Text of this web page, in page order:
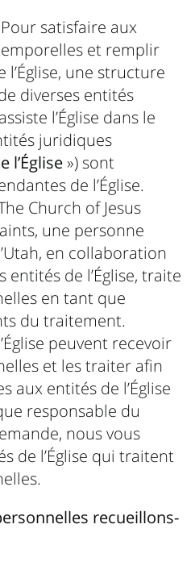
Pour satisfaire aux
et remplir
une structure
diverses entités
l’Église dans le
juridiques
l’Église ») sont
de l’Église.
Church of Jesus
une personne
en collaboration
de l’Église, traite
en tant que
du traitement.
peuvent recevoir
et les traiter afin
aux entités de l’Église
responsable du
nous vous
de l’Église qui traitent
recueillons-